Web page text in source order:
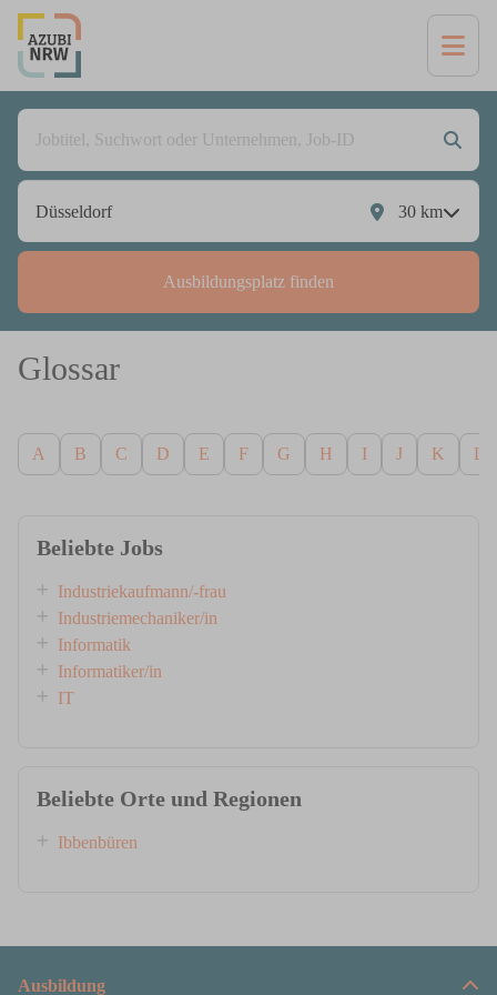
30 km
Ausbildungsplatz finden
Glossar
A B C D E F G H I J K L
Beliebte Jobs
Industriekaufmann/-frau
Industriemechaniker/in
Informatik
Informatiker/in
IT
Beliebte Orte und Regionen
Ibbenbüren
Ausbildung